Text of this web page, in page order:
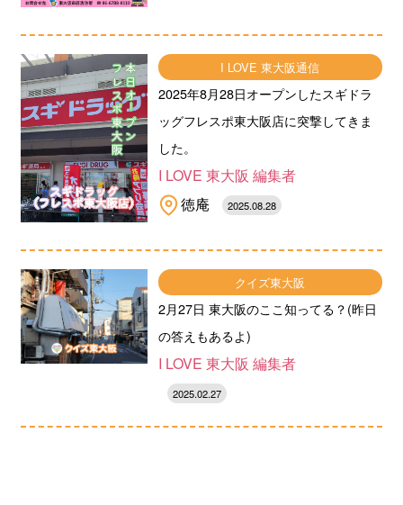
I LOVE 東大阪通信
2025年8月28日オープンしたスギドラ
ッグフレスポ東大阪店に突撃してきま
した。
I LOVE 東大阪 編集者
徳庵
2025.08.28
クイズ東大阪
2月27日 東大阪のここ知ってる？(昨日
の答えもあるよ)
I LOVE 東大阪 編集者
2025.02.27